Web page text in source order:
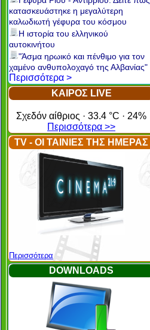
κατασκευάστηκε η μεγαλύτερη
καλωδιωτή γέφυρα του κόσμου
Η ιστορία του ελληνικού
αυτοκινήτου
"Άσμα ηρωικό και πένθιμο για τον
χαμένο ανθυπολοχαγό της Αλβανίας"
Περισσότερα >
ΚΑΙΡΟΣ LIVE
Σχεδόν αίθριος · 33.4 °C · 24%
Περισσότερα >>
TV - ΟΙ ΤΑΙΝΙΕΣ ΤΗΣ ΗΜΕΡΑΣ
Περισσότερα
DOWNLOADS